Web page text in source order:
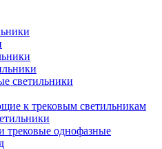
светильники
к трековым светильникам
трековые однофазные